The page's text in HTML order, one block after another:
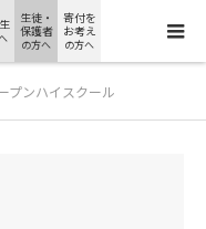
生徒・
保護者
の方へ
寄付を
お考え
の方へ
プンハイスクール